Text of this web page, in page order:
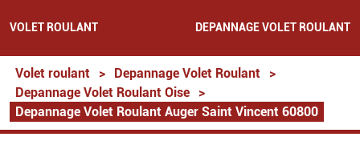
VOLET ROULANT DEPANNAGE VOLET ROULANT
Volet roulant > Depannage Volet Roulant
>
Depannage Volet Roulant Oise
>
Depannage Volet Roulant Auger Saint Vincent 60800